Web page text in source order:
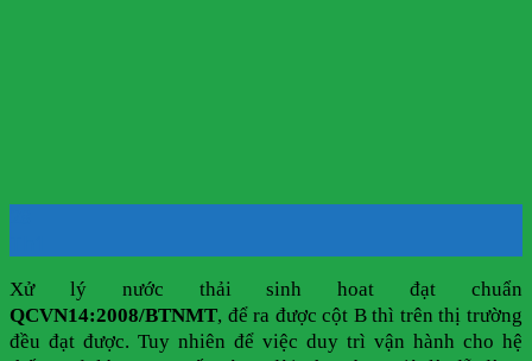
Xử lý nước thải sinh hoat đạt chuẩn
QCVN14:2008/BTNMT, để ra được cột B thì trên thị trường
đều đạt được. Tuy nhiên để việc duy trì vận hành cho hệ